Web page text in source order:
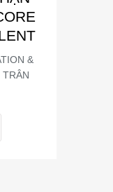
&
TRÂN